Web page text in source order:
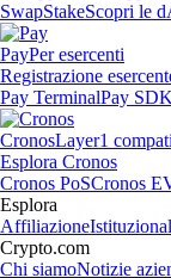
SwapStakeScopri le
PayPer esercenti
Registrazione
Pay TerminalPay SDK
CronosLayer1
Esplora Cronos
Cronos PoSCronos
Esplora
Affiliazione
Crypto.com
Chi siamoNotizie